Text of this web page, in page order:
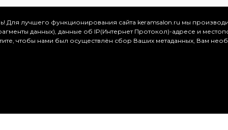
и Московской области, 2026
Для лучшего функционирования сайта keramsalon.ru мы
данных), данные об IP(Интернет Протокол)-адресе и
чтобы нами был осуществлён сбор Ваших метаданных, Вам